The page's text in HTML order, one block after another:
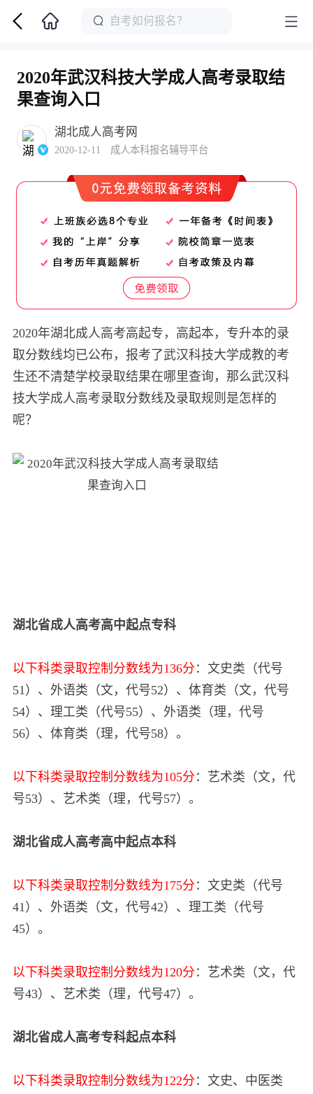
2020年武汉科技大学成人高考录取结
果查询入口
湖北成人高考网
2020-12-11 成人本科报名辅导平台
2020年湖北成人高考高起专，高起本，专升本的录
取分数线均已公布，报考了武汉科技大学成教的考
生还不清楚学校录取结果在哪里查询，那么武汉科
技大学成人高考录取分数线及录取规则是怎样的
呢？
湖北省成人高考高中起点专科
以下科类录取控制分数线为136分 ：文史类（代号
51）、外语类（文，代号52）、体育类（文，代号
54）、理工类（代号55）、外语类（理，代号
56）、体育类（理，代号58）。
以下科类录取控制分数线为105分 ：艺术类（文，代
号53）、艺术类（理，代号57）。
湖北省成人高考高中起点本科
以下科类录取控制分数线为175分 ：文史类（代号
41）、外语类（文，代号42）、理工类（代号
45）。
以下科类录取控制分数线为120分 ：艺术类（文，代
号43）、艺术类（理，代号47）。
湖北省成人高考专科起点本科
以下科类录取控制分数线为122分 ：文史、中医类